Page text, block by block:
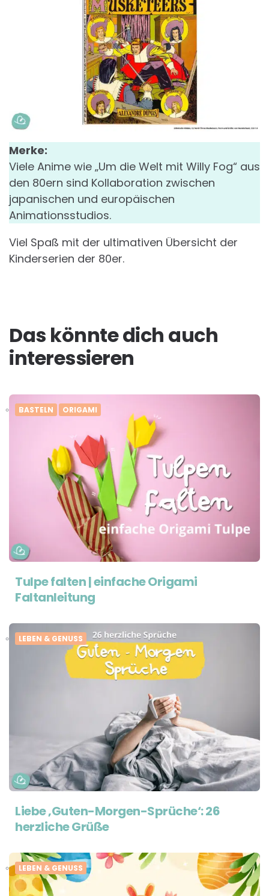
Merke:
Viele Anime wie „Um die Welt mit Willy Fog“ aus
den 80ern sind Kollaboration zwischen
japanischen und europäischen
Animationsstudios.
Viel Spaß mit der ultimativen Übersicht der
Kinderserien der 80er.
Das könnte dich auch
interessieren
BASTELN ORIGAMI
Tulpe falten | einfache Origami
Faltanleitung
LEBEN & GENUSS
Liebe ‚Guten-Morgen-Sprüche‘: 26
herzliche Grüße
LEBEN & GENUSS